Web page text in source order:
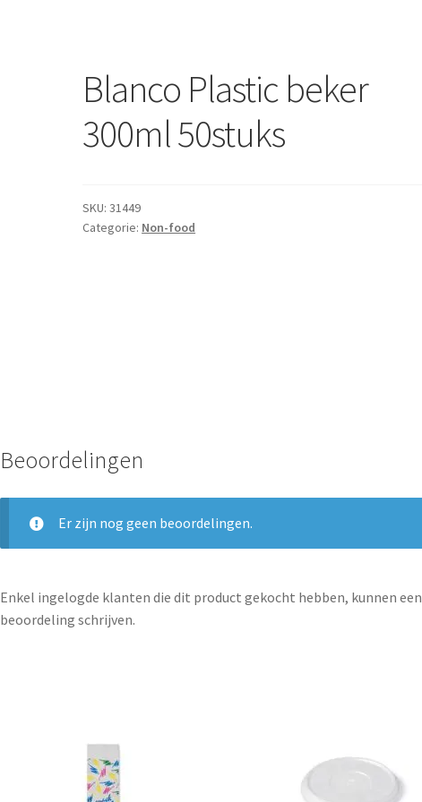
Blanco Plastic beker
300ml 50stuks
SKU:31449
Categorie: Non-food
Beoordelingen
Er zijn nog geen beoordelingen.
Enkel ingelogde klanten die dit product gekocht hebben, kunnen een
beoordeling schrijven.